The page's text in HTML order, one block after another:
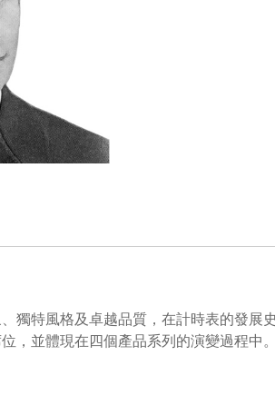
獨特風格及卓越品質，在計時表的發
，並體現在四個產品系列的演變過程中。